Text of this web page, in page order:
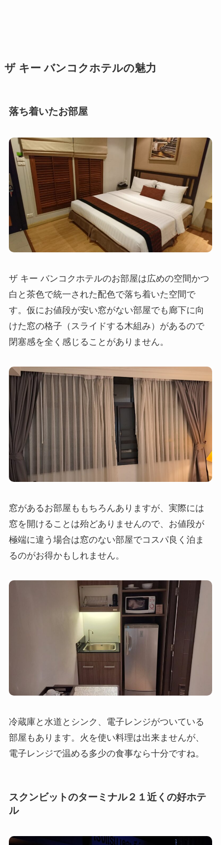
ザ キー バンコクホテルの魅力
落ち着いたお部屋
ザ キー バンコクホテルのお部屋は広めの空間かつ
白と茶色で統一された配色で落ち着いた空間で
す。仮にお値段が安い窓がない部屋でも廊下に向
けた窓の格子（スライドする木組み）があるので
閉塞感を全く感じることがありません。
窓があるお部屋ももちろんありますが、実際には
窓を開けることは殆どありませんので、お値段が
極端に違う場合は窓のない部屋でコスパ良く泊ま
るのがお得かもしれません。
冷蔵庫と水道とシンク、電子レンジがついている
部屋もあります。火を使い料理は出来ませんが、
電子レンジで温める多少の食事なら十分ですね。
スクンビットのターミナル２１近くの好ホテ
ル